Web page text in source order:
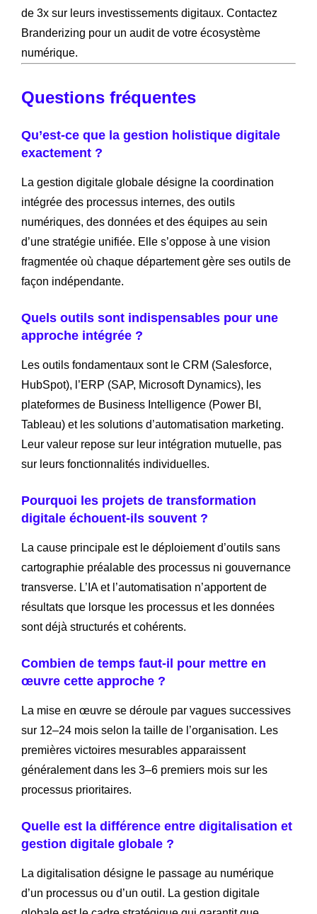
de 3x sur leurs investissements digitaux. Contactez
Branderizing pour un audit de votre écosystème
numérique.
Questions fréquentes
Qu’est-ce que la gestion holistique digitale
exactement ?
La gestion digitale globale désigne la coordination
intégrée des processus internes, des outils
numériques, des données et des équipes au sein
d’une stratégie unifiée. Elle s’oppose à une vision
fragmentée où chaque département gère ses outils de
façon indépendante.
Quels outils sont indispensables pour une
approche intégrée ?
Les outils fondamentaux sont le CRM (Salesforce,
HubSpot), l’ERP (SAP, Microsoft Dynamics), les
plateformes de Business Intelligence (Power BI,
Tableau) et les solutions d’automatisation marketing.
Leur valeur repose sur leur intégration mutuelle, pas
sur leurs fonctionnalités individuelles.
Pourquoi les projets de transformation
digitale échouent-ils souvent ?
La cause principale est le déploiement d’outils sans
cartographie préalable des processus ni gouvernance
transverse. L’IA et l’automatisation n’apportent de
résultats que lorsque les processus et les données
sont déjà structurés et cohérents.
Combien de temps faut-il pour mettre en
œuvre cette approche ?
La mise en œuvre se déroule par vagues successives
sur 12–24 mois selon la taille de l’organisation. Les
premières victoires mesurables apparaissent
généralement dans les 3–6 premiers mois sur les
processus prioritaires.
Quelle est la différence entre digitalisation et
gestion digitale globale ?
La digitalisation désigne le passage au numérique
d’un processus ou d’un outil. La gestion digitale